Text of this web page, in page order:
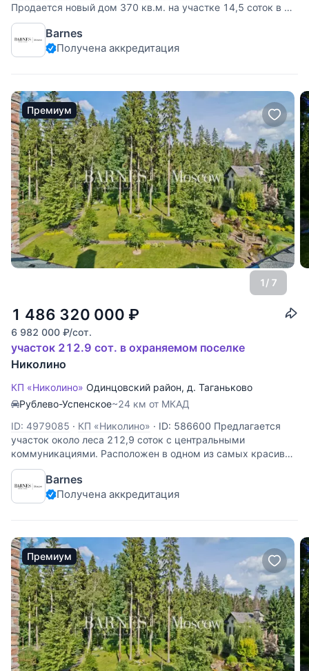
Продается новый дом 370 кв.м. на участке 14,5 соток в КП
Маслово Forest Club. 20 км. от МКАД по Ильинскому или
Рублево-Успенскому шоссе. Есь выезд на платную
скоростную дорогу. Планировка: 1 этаж - бойлерная, 2
Barnes
Получена аккредитация
Премиум
1 / 7
1 486 320 000 ₽
6 982 000 ₽/сот.
участок 212.9 сот. в охраняемом поселке
Николино
КП «Николино» Одинцовский район, д. Таганьково
Рублево-Успенское~24 км от МКАД
ID: 4979085 · КП «Николино» · ID: 586600 Предлагается
участок около леса 212,9 соток с центральными
коммуникациями. Расположен в одном из самых красивых
поселков Подмосковья. Четверть территории посёлка –
зоны отдыха. Рядом с новыми территориями находится
великолепный парк с
Barnes
Получена аккредитация
Премиум